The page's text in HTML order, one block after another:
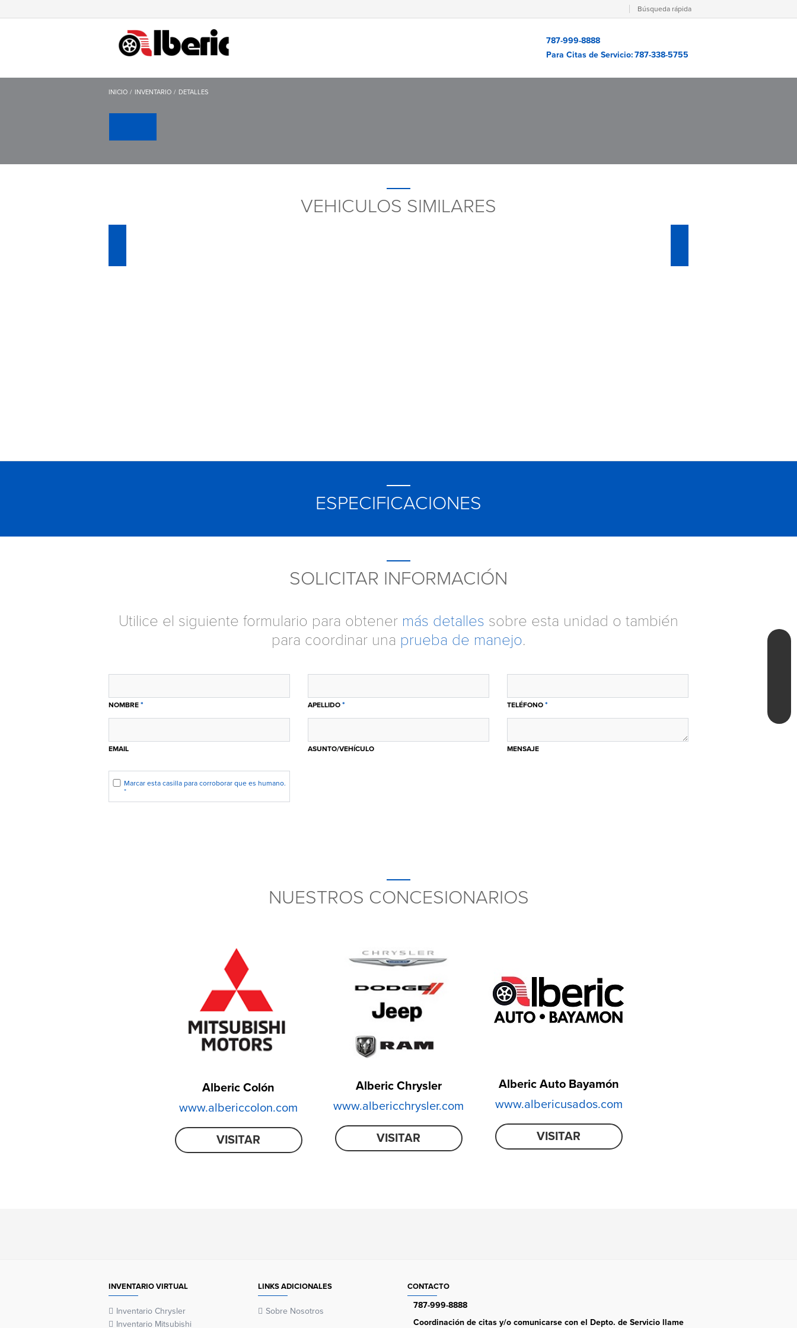
Búsqueda rápida
787-999-8888
Para Citas de Servicio:787-338-5755
INICIO INVENTARIO DETALLES
VEHICULOS SIMILARES
ESPECIFICACIONES
SOLICITAR INFORMACIÓN
Utilice el siguiente formulario para obtener más detalles sobre esta unidad o también
para coordinar una prueba de manejo.
NOMBRE * APELLIDO * TELÉFONO *
EMAIL ASUNTO/VEHÍCULO MENSAJE
Marcar esta casilla para corroborar que es humano.
*
NUESTROS CONCESIONARIOS
Alberic Colón
www.albericcolon.com
VISITAR
Alberic Chrysler
www.albericchrysler.com
VISITAR
Alberic Auto Bayamón
www.albericusados.com
VISITAR
INVENTARIO VIRTUAL
Inventario Chrysler
Inventario Mitsubishi
LINKS ADICIONALES
Sobre Nosotros
CONTACTO
787-999-8888
Coordinación de citas y/o comunicarse con el Depto. de Servicio llame